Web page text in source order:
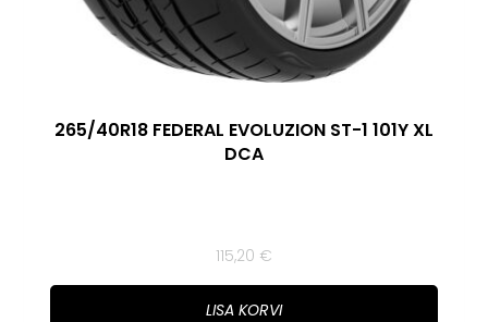
265/40R18 FEDERAL EVOLUZION ST-1 101Y XL
DCA
115,20 €
LISA KORVI